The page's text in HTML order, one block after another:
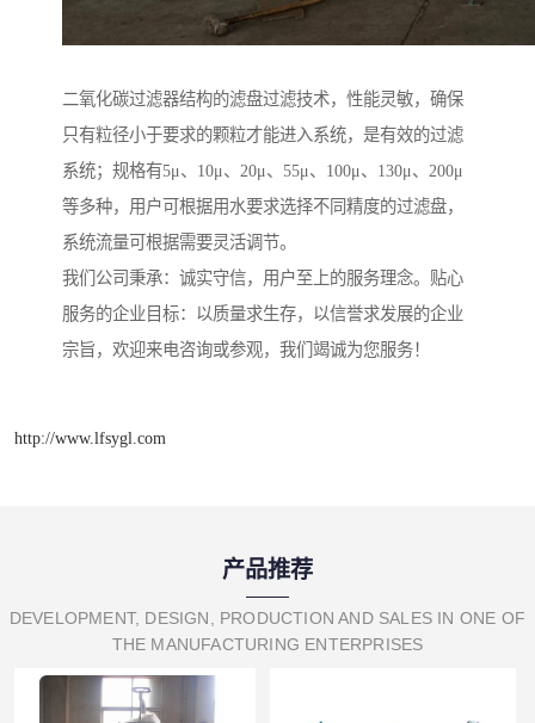
二氧化碳过滤器结构的滤盘过滤技术，性能灵敏，确保
只有粒径小于要求的颗粒才能进入系统，是有效的过滤
系统；规格有5μ、10μ、20μ、55μ、100μ、130μ、200μ
等多种，用户可根据用水要求选择不同精度的过滤盘，
系统流量可根据需要灵活调节。
我们公司秉承：诚实守信，用户至上的服务理念。贴心
服务的企业目标：以质量求生存，以信誉求发展的企业
宗旨，欢迎来电咨询或参观，我们竭诚为您服务！
http://www.lfsygl.com
产品推荐
DEVELOPMENT, DESIGN, PRODUCTION AND SALES IN ONE OF
THE MANUFACTURING ENTERPRISES